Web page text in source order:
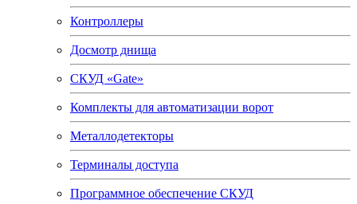
Контроллеры
Досмотр днища
СКУД «Gate»
Комплекты для автоматизации ворот
Металлодетекторы
Терминалы доступа
Программное обеспечение СКУД